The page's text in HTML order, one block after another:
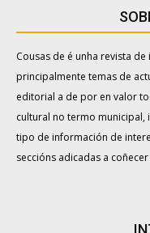
Cousas de é unha revista
principalmente temas de
editorial a de por en valor
cultural no termo
tipo de información de
seccións adicadas a